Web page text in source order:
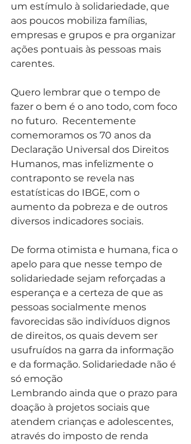
um estímulo à solidariedade, que
aos poucos mobiliza famílias,
empresas e grupos e pra organizar
ações pontuais às pessoas mais
carentes.
Quero lembrar que o tempo de
fazer o bem é o ano todo, com foco
no futuro.  Recentemente
comemoramos os 70 anos da
Declaração Universal dos Direitos
Humanos, mas infelizmente o
contraponto se revela nas
estatísticas do IBGE, com o
aumento da pobreza e de outros
diversos indicadores sociais.
De forma otimista e humana, fica o
apelo para que nesse tempo de
solidariedade sejam reforçadas a
esperança e a certeza de que as
pessoas socialmente menos
favorecidas são indivíduos dignos
de direitos, os quais devem ser
usufruídos na garra da informação
e da formação. Solidariedade não é
só emoção
Lembrando ainda que o prazo para
doação à projetos sociais que
atendem crianças e adolescentes,
através do imposto de renda